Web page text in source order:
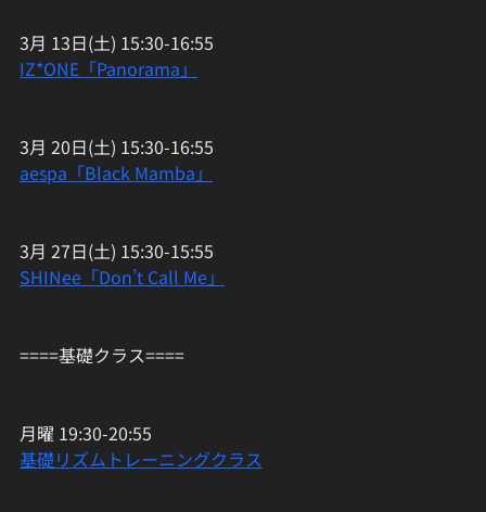
3月 13日(土) 15:30-16:55
IZ*ONE「Panorama」
3月 20日(土) 15:30-16:55
aespa「Black Mamba」
3月 27日(土) 15:30-15:55
SHINee「Don’t Call Me」
====基礎クラス====
月曜 19:30-20:55
基礎リズムトレーニングクラス